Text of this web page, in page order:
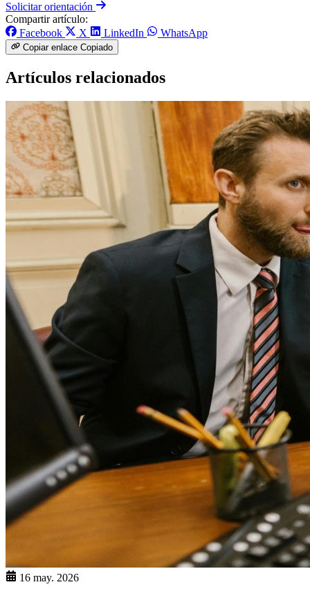
Solicitar orientación
Compartir artículo:
Facebook
X LinkedIn WhatsApp
Copiar enlace Copiado
Artículos relacionados
16 may. 2026